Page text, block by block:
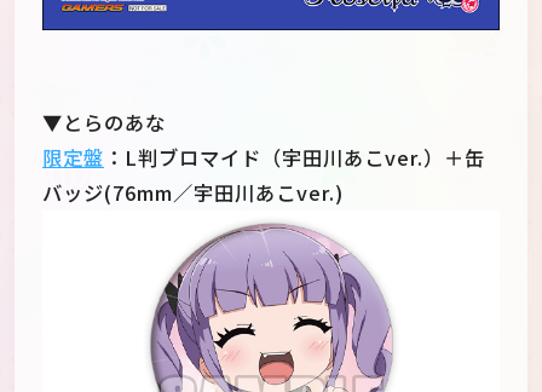
▼とらのあな
限定盤 ：L判ブロマイド（宇田川あこver.）＋缶
バッジ(76mm／宇田川あこver.)